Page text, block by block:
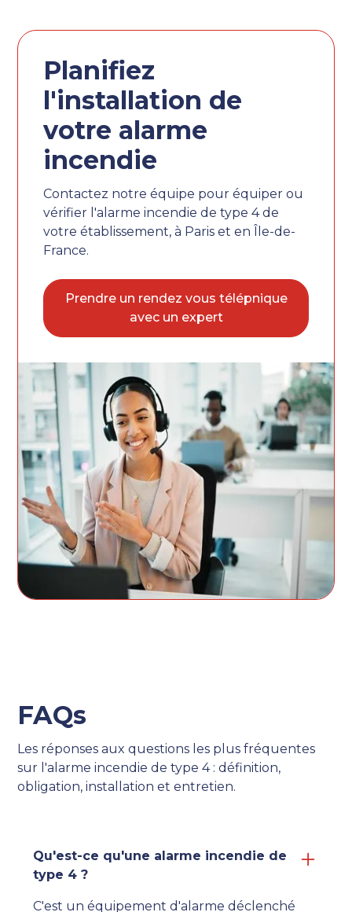
Planifiez
l'installation de
votre alarme
incendie
Contactez notre équipe pour équiper ou
vérifier l'alarme incendie de type 4 de
votre établissement, à Paris et en Île-de-
France.
Prendre un rendez vous télépnique
avec un expert
FAQs
Les réponses aux questions les plus fréquentes
sur l'alarme incendie de type 4 : définition,
obligation, installation et entretien.
Qu'est-ce qu'une alarme incendie de
type 4 ?
C'est un équipement d'alarme déclenché